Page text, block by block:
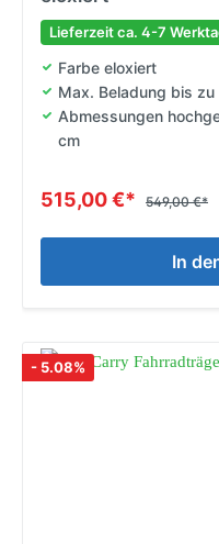
Lieferzeit ca. 4-7
Farbe eloxiert
Max. Beladung bis zu
Abmessungen
cm
515,00 €* 549,00 €*
In
- 5.08%